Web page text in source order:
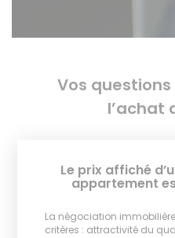
Vos
l’achat
Le prix affiché
appartement
La négociation
critères : attractivité du